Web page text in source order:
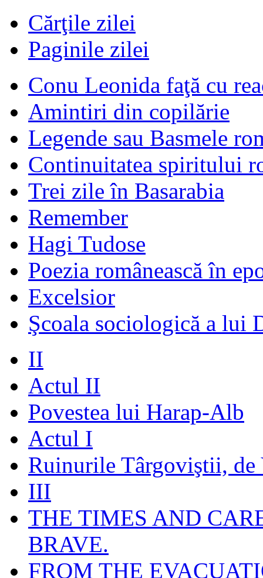
Cărţile zilei
Paginile zilei
Conu Leonida faţă cu
Amintiri din copilărie
Legende sau Basmele
Continuitatea spiritului
Trei zile în Basarabia
Remember
Hagi Tudose
Poezia românească în
Excelsior
Şcoala sociologică a lui
II
Actul II
Povestea lui Harap-Alb
Actul I
Ruinurile Târgoviştii, de
III
THE TIMES AND
BRAVE.
FROM THE